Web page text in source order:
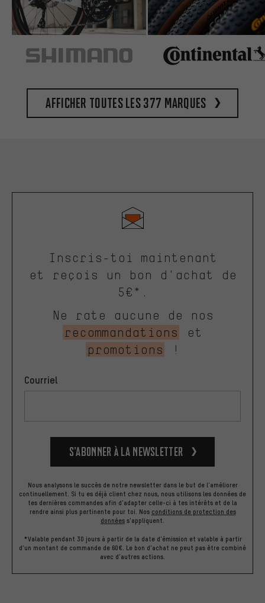
Afficher toutes les 377 marques
Inscris-toi maintenant
et reçois un bon d'achat de
5€*.
Ne rate aucune de nos
recommandations
et
promotions
!
Courriel
S’abonner à la newsletter
Nous analysons le succès de notre newsletter dans le but de l'améliorer
continuellement. Si tu es déjà client chez nous, nous utilisons les données de
tes dernières commandes afin d'adapter celle-ci à tes intérêts et de la
rendre ainsi plus pertinente pour toi. Nos conditions de protection des
données s'appliquent.
*Valable pendant 30 jours à partir de la date d'émission et valable à partir
d'un montant de commande de 60€. Le bon d'achat ne peut pas être combiné
avec d'autres actions.